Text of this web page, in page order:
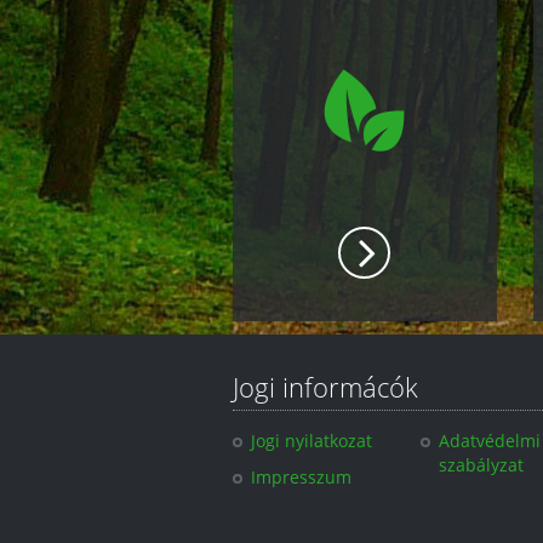
Jogi informácók
Jogi nyilatkozat
Adatvédelmi
szabályzat
Impresszum